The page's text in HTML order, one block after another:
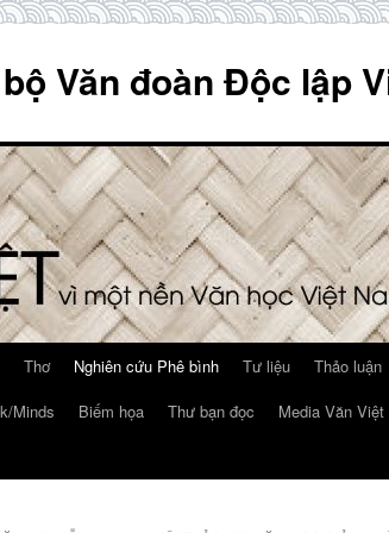
Văn đoàn Độc lập
Thơ Nghiên cứu Phê bình Tư liệu Thảo luận
Minds Biếm họa Thư bạn đọc Media Văn Việt